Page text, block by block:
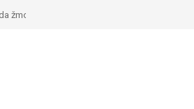
nieko netrūksta“